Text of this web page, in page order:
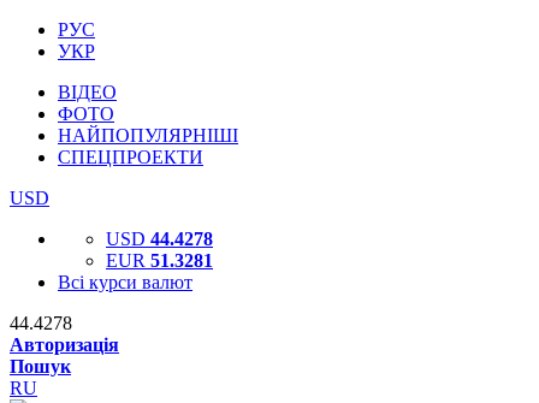
РУС
УКР
ВІДЕО
ФОТО
НАЙПОПУЛЯРНІШІ
СПЕЦПРОЕКТИ
USD
USD 44.4278
EUR 51.3281
Всі курси валют
44.4278
Авторизація
Пошук
RU